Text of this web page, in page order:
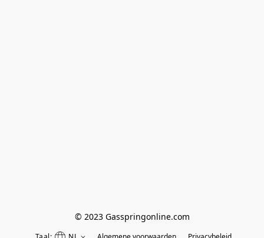
© 2023 Gasspringonline.com